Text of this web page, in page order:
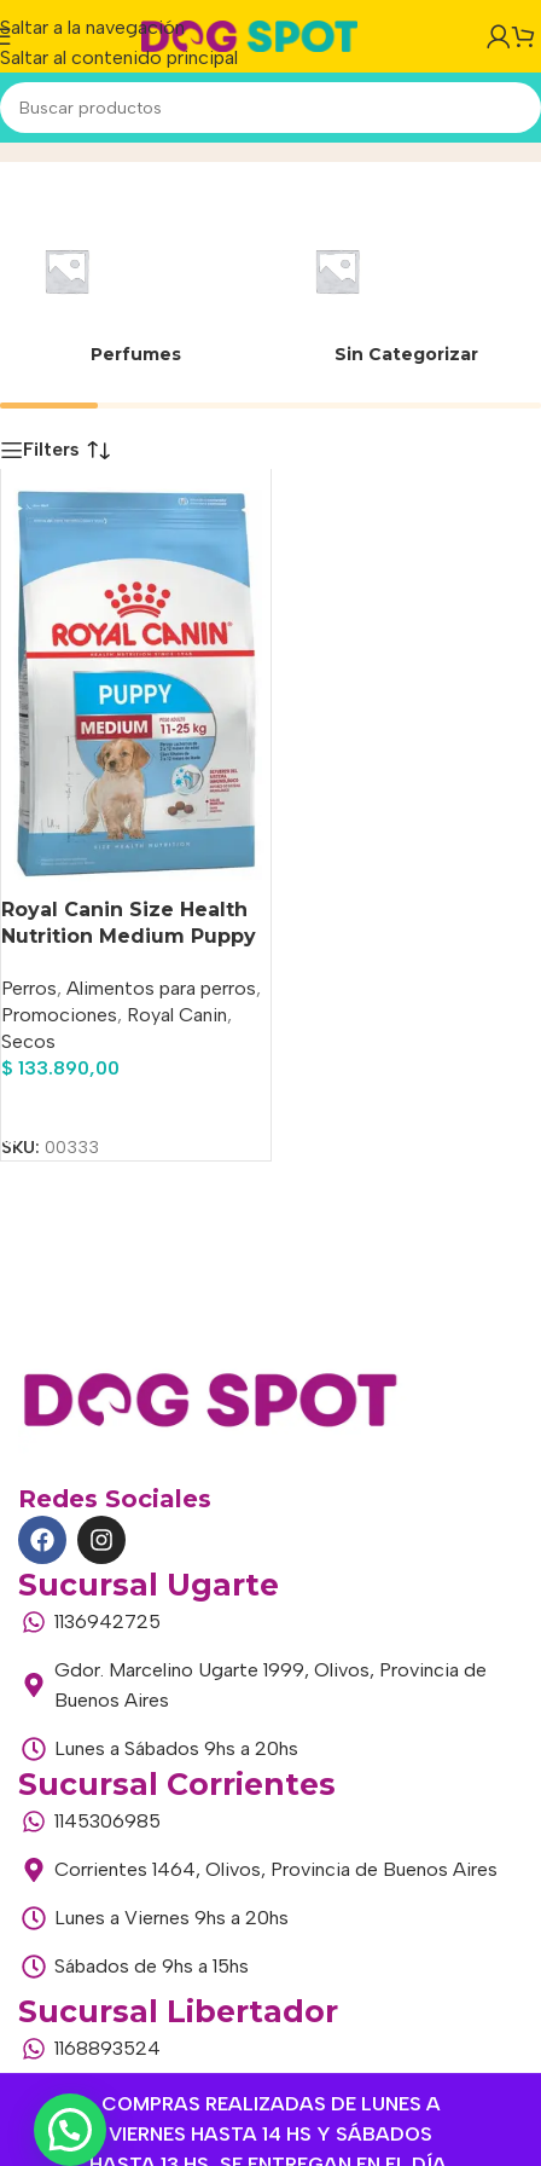
COMPRAS REALIZADAS DE LUNES A
VIERNES HASTA 14 HS Y SÁBADOS
Saltar a la navegación
Saltar al contenido principal
7790187002036Inicio/Producto
Perfumes Sin Categorizar
Filters
Royal Canin Size Health
Nutrition Medium Puppy
Medianas x 15 kg
Perros, Alimentos para perros,
Promociones, Royal Canin,
Secos
$ 133.890,00
SKU: 00333
Redes Sociales
Sucursal Ugarte
1136942725
Gdor. Marcelino Ugarte 1999, Olivos, Provincia de
Buenos Aires
Lunes a Sábados 9hs a 20hs
Sucursal Corrientes
1145306985
Corrientes 1464, Olivos, Provincia de Buenos Aires
Lunes a Viernes 9hs a 20hs
Sábados de 9hs a 15hs
Sucursal Libertador
1168893524
Av. del Libertador 1915, Vte. López, Provincia de
Buenos Aires